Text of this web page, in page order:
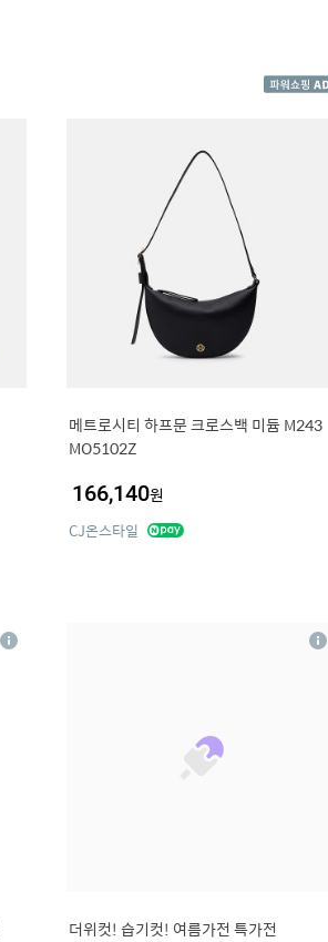
메트로시티 하프문 크로스백 미듐 M243
MO5102Z
166,140원
CJ온스타일
상
더위컷! 습기컷! 여름가전 특가전
상